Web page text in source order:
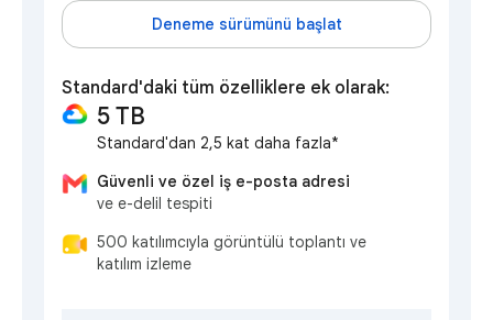
Deneme sürümünü başlat
Standard'daki tüm özelliklere ek olarak:
5 TB
Standard'dan 2,5 kat daha fazla*
Güvenli ve özel iş e-posta adresi
ve e-delil tespiti
500 katılımcıyla görüntülü toplantı ve
katılım izleme